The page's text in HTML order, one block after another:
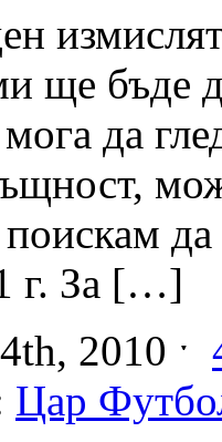
ще бъде
мога да
г. За […]
2010 ˑ
Цар